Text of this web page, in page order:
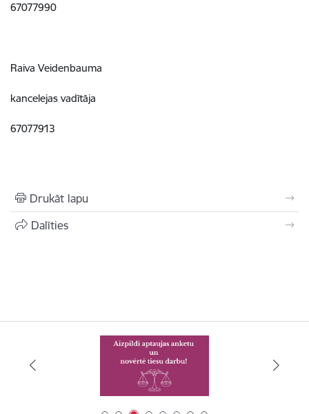
67077990
Raiva Veidenbauma
kancelejas vadītāja
67077913
Drukāt lapu
Dalīties